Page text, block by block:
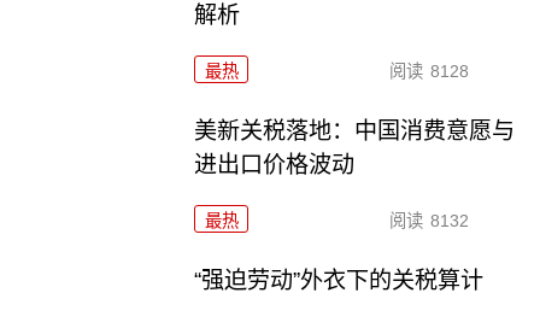
解析
最热 阅读 8128
美新关税落地：中国消费意愿与
进出口价格波动
最热 阅读 8132
“强迫劳动”外衣下的关税算计